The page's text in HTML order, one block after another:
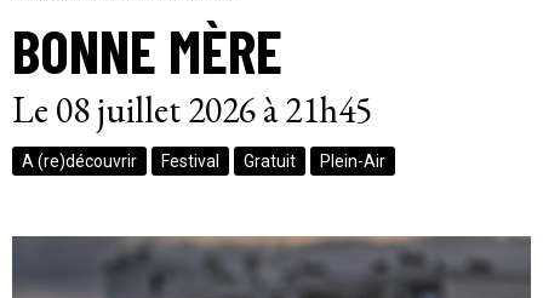
Les articles
BONNE MÈRE
Le 08 juillet 2026 à 21h45
A (re)découvrir Festival Gratuit Plein-Air